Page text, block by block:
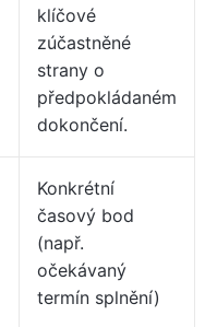
klíčové
zúčastněné
strany o
předpokládaném
dokončení.
Konkrétní
časový bod
(např.
očekávaný
termín splnění)